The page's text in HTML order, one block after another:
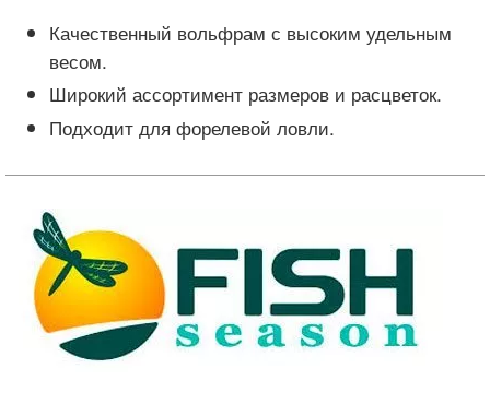
Качественный вольфрам с высоким удельным
весом.
Широкий ассортимент размеров и расцветок.
Подходит для форелевой ловли.